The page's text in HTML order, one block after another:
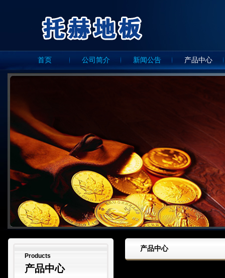
首页 公司简介 新闻公告 产品中心
Products
产品中心
产品中心